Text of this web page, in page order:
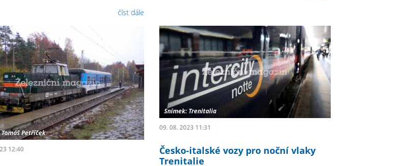
číst dále
12:40
09. 08. 2023 11:31
Česko-italské vozy pro noční vlaky
Trenitalie